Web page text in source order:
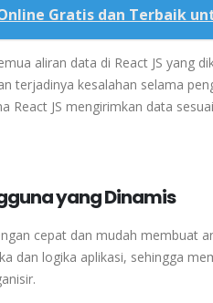
Gratis dan Terbaik
aliran data di React JS yang
terjadinya kesalahan selama
React JS mengirimkan data sesuai
yang Dinamis
cepat dan mudah membuat
dan logika aplikasi, sehingga